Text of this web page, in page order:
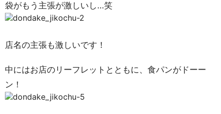
袋がもう主張が激しいし…笑
店名の主張も激しいです！
中にはお店のリーフレットとともに、食パンがドーー
ン！